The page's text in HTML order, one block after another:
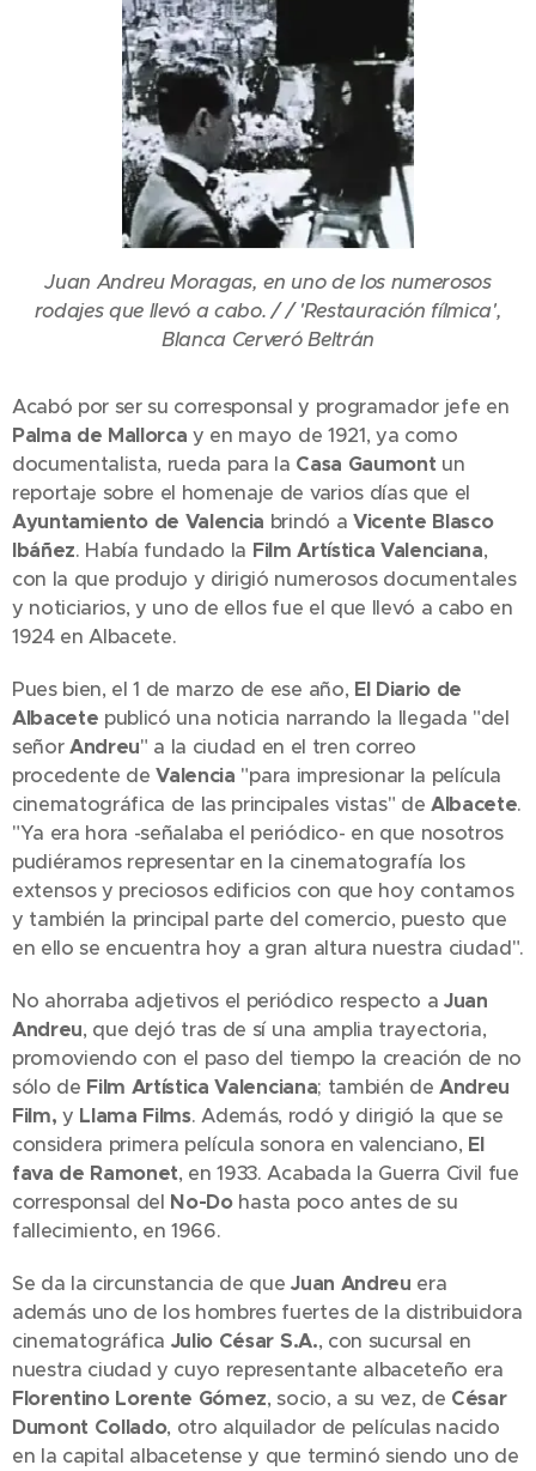
Juan Andreu Moragas, en uno de los numerosos
rodajes que llevó a cabo. / / 'Restauración fílmica',
Blanca Cerveró Beltrán
Acabó por ser su corresponsal y programador jefe en
Palma de Mallorcay en mayo de 1921, ya como
documentalista, rueda para la Casa Gaumont un
reportaje sobre el homenaje de varios días que el
Ayuntamiento de Valencia brindó a Vicente Blasco
Ibáñez. Había fundado la Film Artística Valenciana,
con la que produjo y dirigió numerosos documentales
y noticiarios, y uno de ellos fue el que llevó a cabo en
1924 en Albacete.
Pues bien, el 1 de marzo de ese año, El Diario de
Albacete publicó una noticia narrando la llegada "del
señorAndreu" a la ciudad en el tren correo
procedente deValencia "para impresionar la película
cinematográfica de las principales vistas" de Albacete.
"Ya era hora -señalaba el periódico- en que nosotros
pudiéramos representar en la cinematografía los
extensos y preciosos edificios con que hoy contamos
y también la principal parte del comercio, puesto que
en ello se encuentra hoy a gran altura nuestra ciudad".
No ahorraba adjetivos el periódico respecto a Juan
Andreu, que dejó tras de sí una amplia trayectoria,
promoviendo con el paso del tiempo la creación de no
sólo de Film Artística Valenciana; también de Andreu
Film,y Llama Films. Además, rodó y dirigió la que se
considera primera película sonora en valenciano, El
fava de Ramonet, en 1933. Acabada la Guerra Civil fue
corresponsal del No-Dohasta poco antes de su
fallecimiento, en 1966.
Se da la circunstancia de queJuan Andreu era
además uno de los hombres fuertes de la distribuidora
cinematográfica Julio César S.A., con sucursal en
nuestra ciudad y cuyo representante albaceteño era
Florentino Lorente Gómez, socio, a su vez, de César
Dumont Collado, otro alquilador de películas nacido
en la capital albacetense y que terminó siendo uno de